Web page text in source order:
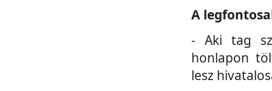
A
- Aki tag
honlapon
lesz